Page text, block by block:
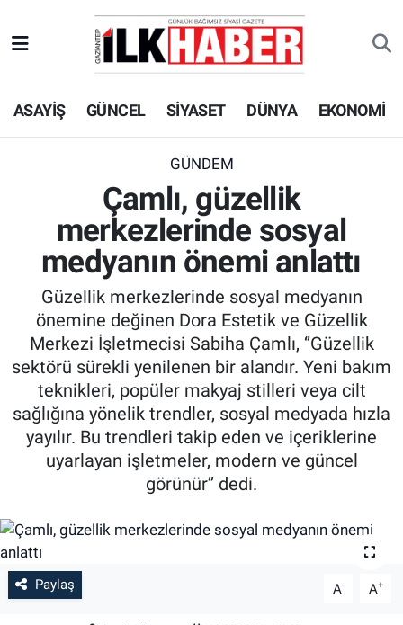
ASAYİŞ GÜNCEL SİYASET DÜNYA EKONOMİ
GÜNDEM
Çamlı, güzellik
merkezlerinde sosyal
medyanın önemi anlattı
Güzellik merkezlerinde sosyal medyanın
önemine değinen Dora Estetik ve Güzellik
Merkezi İşletmecisi Sabiha Çamlı, ‘’Güzellik
sektörü sürekli yenilenen bir alandır. Yeni bakım
teknikleri, popüler makyaj stilleri veya cilt
sağlığına yönelik trendler, sosyal medyada hızla
yayılır. Bu trendleri takip eden ve içeriklerine
uyarlayan işletmeler, modern ve güncel
görünür’’ dedi.
Paylaş A- A+
EKONOMİ
SİYASET
TEKNOLOJİ
ASAYİŞ
EĞİTİM
KÜLTÜR - SANAT
Beyoğlu Hava Durumu
Beyoğlu Trafik Yoğunluk Haritası
Süper Lig Puan Durumu ve Fikstür
Tüm Manşetler
Son Dakika Haberleri
Haber Arşivi